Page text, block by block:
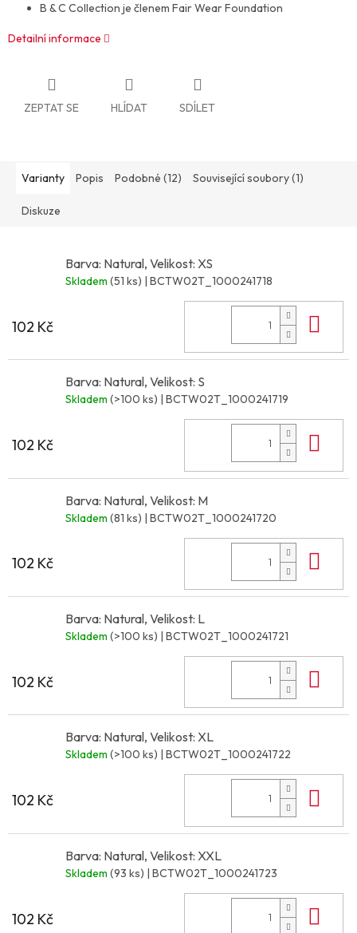
B & C Collection je členem Fair Wear Foundation
Detailní informace
ZEPTAT SE HLÍDAT SDÍLET
Varianty Popis Podobné (12) Související soubory (1)
Diskuze
Barva: Natural, Velikost: XS
Skladem (51 ks) | BCTW02T_1000241718
102 Kč
Barva: Natural, Velikost: S
Skladem (>100 ks) | BCTW02T_1000241719
102 Kč
Barva: Natural, Velikost: M
Skladem (81 ks) | BCTW02T_1000241720
102 Kč
Barva: Natural, Velikost: L
Skladem (>100 ks) | BCTW02T_1000241721
102 Kč
Barva: Natural, Velikost: XL
Skladem (>100 ks) | BCTW02T_1000241722
102 Kč
Barva: Natural, Velikost: XXL
Skladem (93 ks) | BCTW02T_1000241723
102 Kč